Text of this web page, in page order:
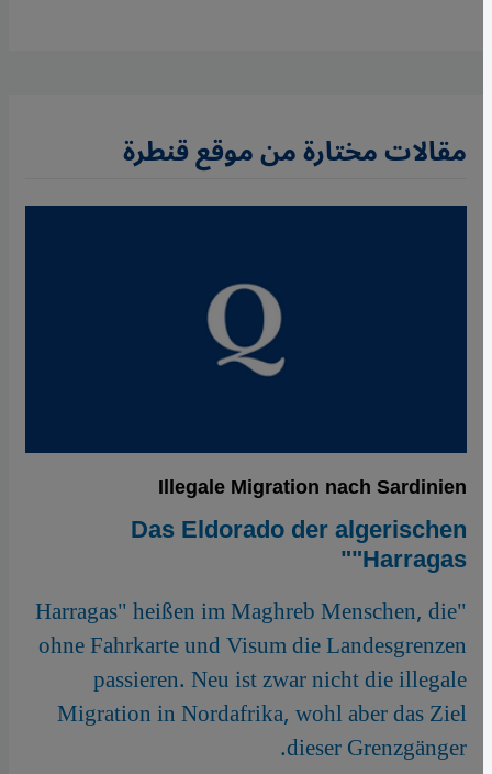
مقالات مختارة من موقع قنطرة
Illegale Migration nach Sardinien
Das Eldorado der algerischen
"Harragas"
"Harragas" heißen im Maghreb Menschen, die
ohne Fahrkarte und Visum die Landesgrenzen
passieren. Neu ist zwar nicht die illegale
Migration in Nordafrika, wohl aber das Ziel
dieser Grenzgänger.